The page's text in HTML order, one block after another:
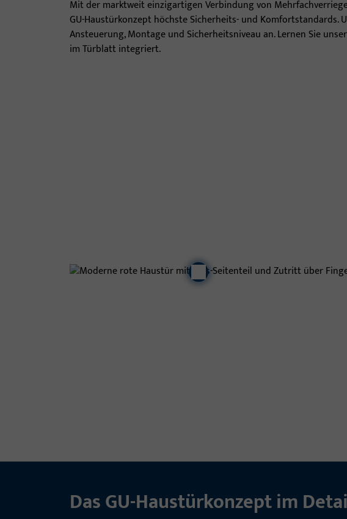
Mit der marktweit einzigartigen Verbindung von
GU-Haustürkonzept höchste Sicherheits- und Komfortstandards.
Ansteuerung, Montage und Sicherheitsniveau an. Lernen Sie
im Türblatt integriert.
Das GU-Haustürkonzept im